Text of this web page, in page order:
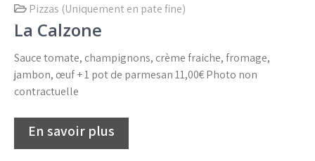
Pizzas (Uniquement en pate fine)
La Calzone
Sauce tomate, champignons, crème fraiche, fromage,
jambon, œuf + 1 pot de parmesan 11,00€ Photo non
contractuelle